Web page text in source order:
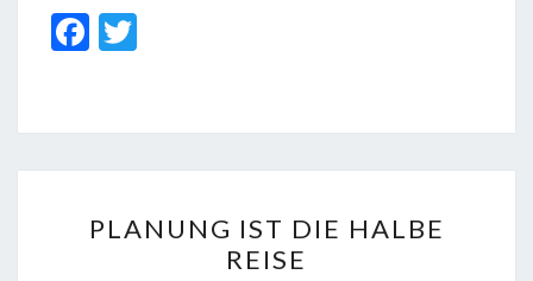
Fa
o
o
k
er
IST
DIE
PLANUNG IST DIE HALBE
REISE